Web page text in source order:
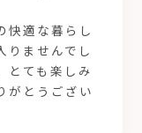
快適な暮らし
りませんでし
とても楽しみ
がとうござい